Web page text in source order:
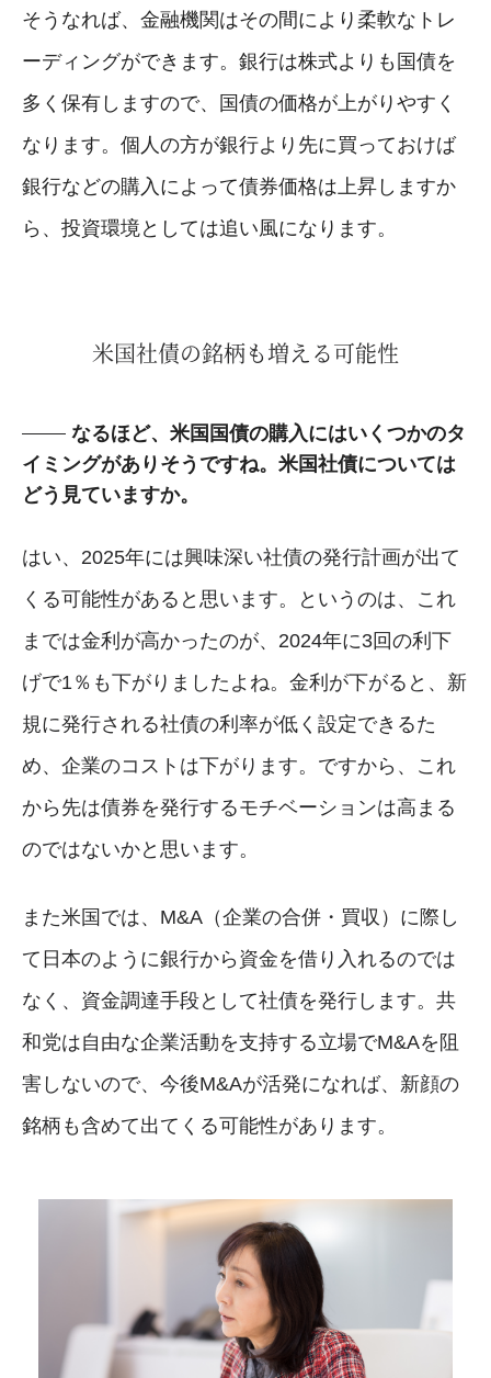
そうなれば、金融機関はその間により柔軟なトレ
ーディングができます。銀行は株式よりも国債を
多く保有しますので、国債の価格が上がりやすく
なります。個人の方が銀行より先に買っておけば
銀行などの購入によって債券価格は上昇しますか
ら、投資環境としては追い風になります。
米国社債の銘柄も増える可能性
なるほど、米国国債の購入にはいくつかのタ
イミングがありそうですね。米国社債については
どう見ていますか。
はい、2025年には興味深い社債の発行計画が出て
くる可能性があると思います。というのは、これ
までは金利が高かったのが、2024年に3回の利下
げで1％も下がりましたよね。金利が下がると、新
規に発行される社債の利率が低く設定できるた
め、企業のコストは下がります。ですから、これ
から先は債券を発行するモチベーションは高まる
のではないかと思います。
また米国では、M&A（企業の合併・買収）に際し
て日本のように銀行から資金を借り入れるのでは
なく、資金調達手段として社債を発行します。共
和党は自由な企業活動を支持する立場でM&Aを阻
害しないので、今後M&Aが活発になれば、新顔の
銘柄も含めて出てくる可能性があります。